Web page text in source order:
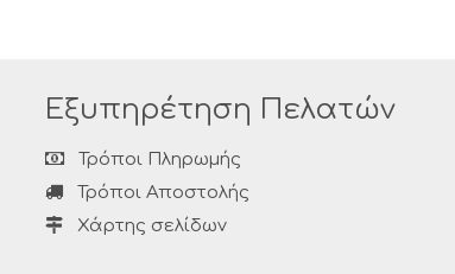
Εξυπηρέτηση Πελατών
Τρόποι Πληρωμής
Τρόποι Αποστολής
Χάρτης σελίδων